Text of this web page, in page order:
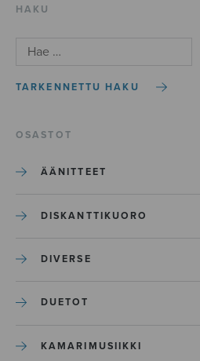
HAKU
TARKENNETTU HAKU
OSASTOT
ÄÄNITTEET
DISKANTTIKUORO
DIVERSE
DUETOT
KAMARIMUSIIKKI